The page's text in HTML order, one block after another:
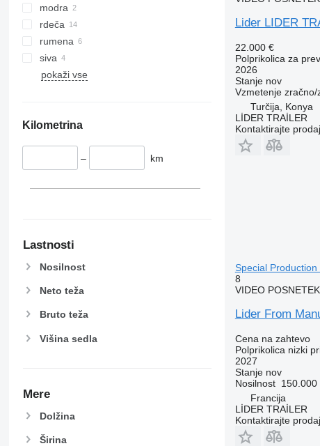
modra
rdeča
rumena
siva
pokaži vse
Kilometrina
– km
Lastnosti
Nosilnost
Neto teža
Bruto teža
Višina sedla
Mere
Dolžina
Širina
Lider LIDER
22.000 €
Polprikolica za
2026
Stanjenov
Vzmetenje zračno/
Turčija, Konya
LİDER TRAİLER
Kontaktirajte
Special Production
8
VIDEO POSNETEK
Lider From
Cena na zahtevo
Polprikolica nizki
2027
Stanjenov
Nosilnost 150.000
Francija
LİDER TRAİLER
Kontaktirajte